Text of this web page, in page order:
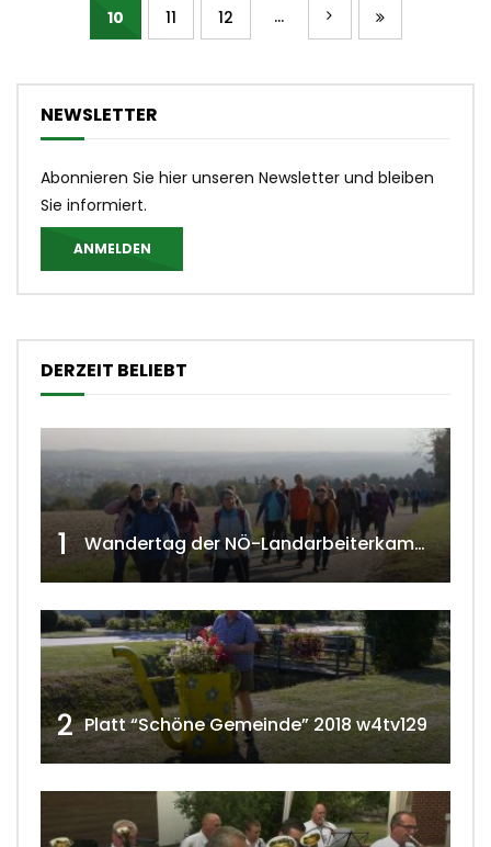
10 11 12 ...
NEWSLETTER
Abonnieren Sie hier unseren Newsletter und bleiben
Sie informiert.
ANMELDEN
DERZEIT BELIEBT
1 Wandertag der NÖ-Landarbeiterkammer in Hollabrunn 2024
2 Platt “Schöne Gemeinde” 2018 w4tv129